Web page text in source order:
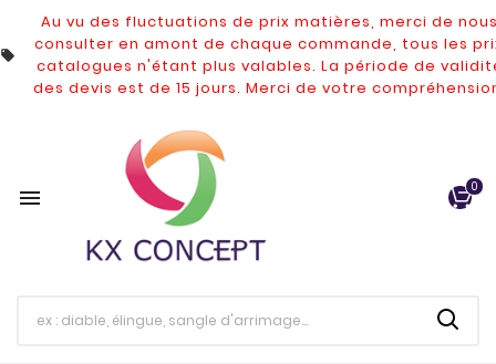

Au vu des fluctuations de prix matières, merci de
consulter en amont de chaque commande, tous les
catalogues n'étant plus valables. La période de
des devis est de 15 jours. Merci de votre
 0